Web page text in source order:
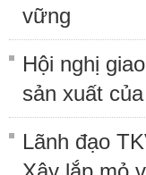
vững
Hội nghị
sản xuất
Lãnh đạo